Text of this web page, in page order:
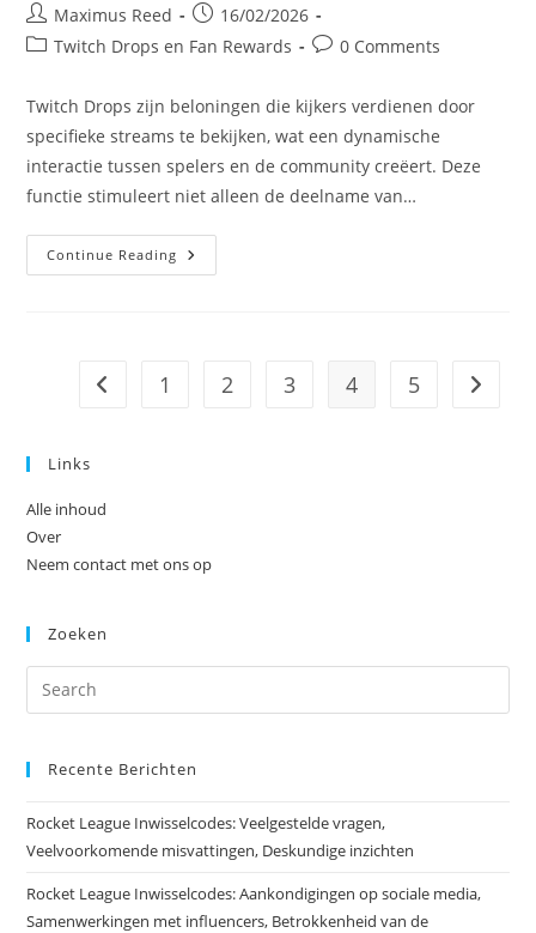
Post
author:
Maximus Reed
Post
published:
16/02/2026
PostTwitch Drops en Fan Rewards
Post0 Comments
Twitch Drops zijn beloningen die kijkers verdienen door
specifieke streams te bekijken, wat een dynamische
interactie tussen spelers en de community creëert. Deze
functie stimuleert niet alleen de deelname van…
Continue Reading Twitch
Drops:
Go to the previous page
1 2 3 4 5 Go to
Links
Alle inhoud
Over
Neem contact met ons op
Zoeken
Recente Berichten
Rocket League Inwisselcodes: Veelgestelde vragen,
Veelvoorkomende misvattingen, Deskundige inzichten
Rocket League Inwisselcodes: Aankondigingen op sociale media,
Samenwerkingen met influencers, Betrokkenheid van de